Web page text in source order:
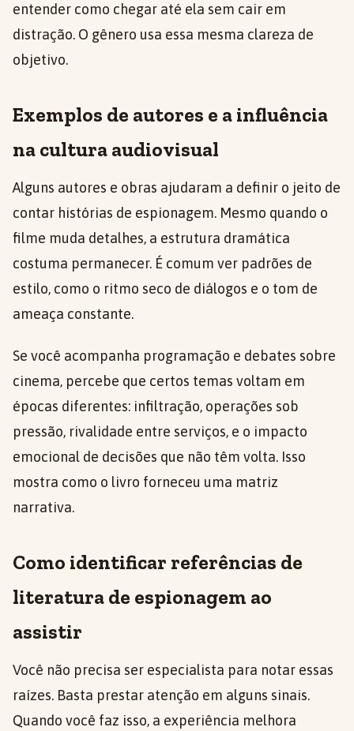
entender como chegar até ela sem cair em
distração. O gênero usa essa mesma clareza de
objetivo.
Exemplos de autores e a influência
na cultura audiovisual
Alguns autores e obras ajudaram a definir o jeito de
contar histórias de espionagem. Mesmo quando o
filme muda detalhes, a estrutura dramática
costuma permanecer. É comum ver padrões de
estilo, como o ritmo seco de diálogos e o tom de
ameaça constante.
Se você acompanha programação e debates sobre
cinema, percebe que certos temas voltam em
épocas diferentes: infiltração, operações sob
pressão, rivalidade entre serviços, e o impacto
emocional de decisões que não têm volta. Isso
mostra como o livro forneceu uma matriz
narrativa.
Como identificar referências de
literatura de espionagem ao
assistir
Você não precisa ser especialista para notar essas
raízes. Basta prestar atenção em alguns sinais.
Quando você faz isso, a experiência melhora